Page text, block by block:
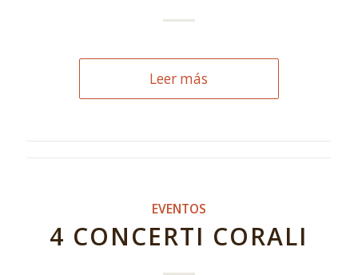
Leer más
EVENTOS
4 CONCERTI CORALI